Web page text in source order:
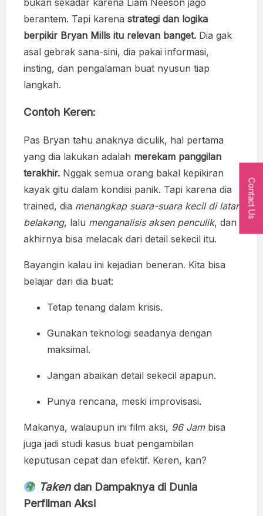
bukan sekadar karena Liam Neeson jago
berantem. Tapi karena strategi dan logika
berpikir Bryan Mills itu relevan banget. Dia gak
asal gebrak sana-sini, dia pakai informasi,
insting, dan pengalaman buat nyusun tiap
langkah.
Contoh Keren:
Pas Bryan tahu anaknya diculik, hal pertama
yang dia lakukan adalah merekam panggilan
terakhir. Nggak semua orang bakal kepikiran
kayak gitu dalam kondisi panik. Tapi karena dia
trained, dia menangkap suara-suara kecil di latar
belakang, lalu menganalisis aksen penculik, dan
akhirnya bisa melacak dari detail sekecil itu.
Bayangin kalau ini kejadian beneran. Kita bisa
belajar dari dia buat:
Tetap tenang dalam krisis.
Gunakan teknologi seadanya dengan
maksimal.
Jangan abaikan detail sekecil apapun.
Punya rencana, meski improvisasi.
Makanya, walaupun ini film aksi, 96 Jambisa
juga jadi studi kasus buat pengambilan
keputusan cepat dan efektif. Keren, kan?
Takendan Dampaknya di Dunia
Perfilman Aksi
Contact Us